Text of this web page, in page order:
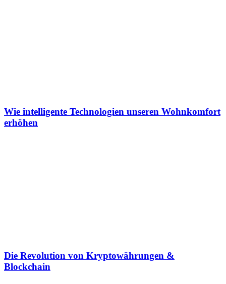
Wie intelligente Technologien unseren Wohnkomfort
erhöhen
Die Revolution von Kryptowährungen &
Blockchain